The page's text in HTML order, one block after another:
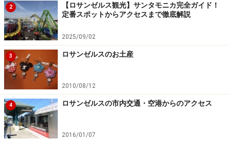
2
【ロサンゼルス観光】サンタモニカ完全ガイド！
定番スポットからアクセスまで徹底解説
2025/09/02
3 ロサンゼルスのお土産
2010/08/12
4 ロサンゼルスの市内交通・空港からのアクセス
2016/01/07